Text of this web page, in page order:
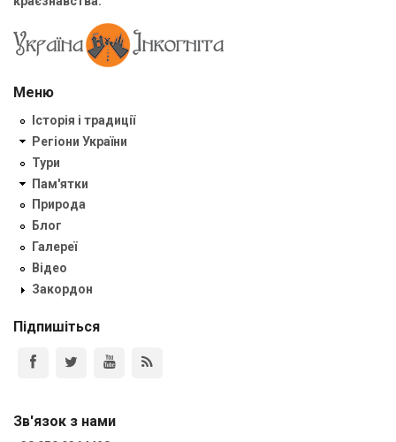
Меню
Історія і традиції
Регіони України
Тури
Пам'ятки
Природа
Блог
Галереї
Відео
Закордон
Підпишіться
Зв'язок з нами